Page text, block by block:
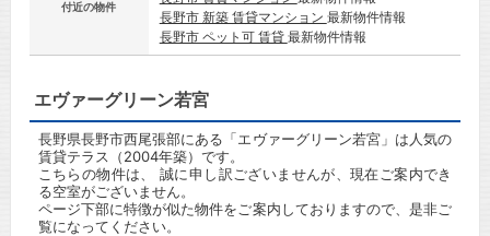
付近の物件
長野市 新築 賃貸マンション 最新物件情報
長野市 ペット可 賃貸 最新物件情報
エヴァーグリーン若宮
長野県長野市西尾張部にある「エヴァーグリーン若宮」は人気の
賃貸テラス（2004年築）です。
こちらの物件は、 誠に申し訳ございませんが、現在ご案内でき
る空室がございません。
ページ下部に特徴が似た物件をご案内しておりますので、是非ご
覧になってください。